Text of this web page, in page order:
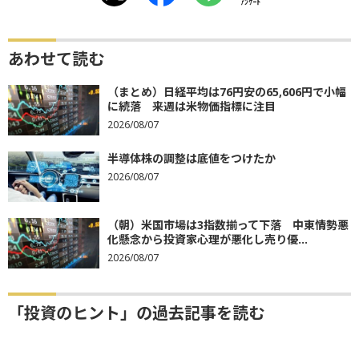
あわせて読む
（まとめ）日経平均は76円安の65,606円で小幅
に続落 来週は米物価指標に注目
2026/08/07
半導体株の調整は底値をつけたか
2026/08/07
（朝）米国市場は3指数揃って下落 中東情勢悪
化懸念から投資家心理が悪化し売り優...
2026/08/07
「投資のヒント」の過去記事を読む